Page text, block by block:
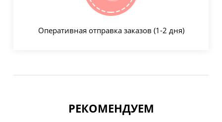
Оперативная отправка заказов (1-2 дня)
РЕКОМЕНДУЕМ